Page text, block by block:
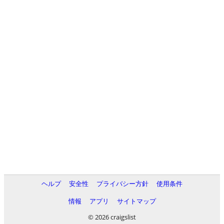
ヘルプ 安全性 プライバシー方針
使用条件
情報
アプリ
サイトマップ
© 2026 craigslist